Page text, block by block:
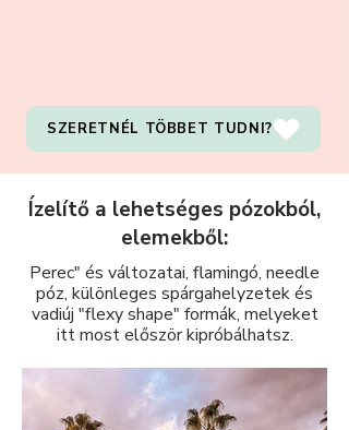
SZERETNÉL TÖBBET TUDNI?
Ízelítő a lehetséges pózokból,
elemekből:
Perec" és változatai, flamingó, needle
póz, különleges spárgahelyzetek és
vadiúj "flexy shape" formák, melyeket
itt most először kipróbálhatsz.